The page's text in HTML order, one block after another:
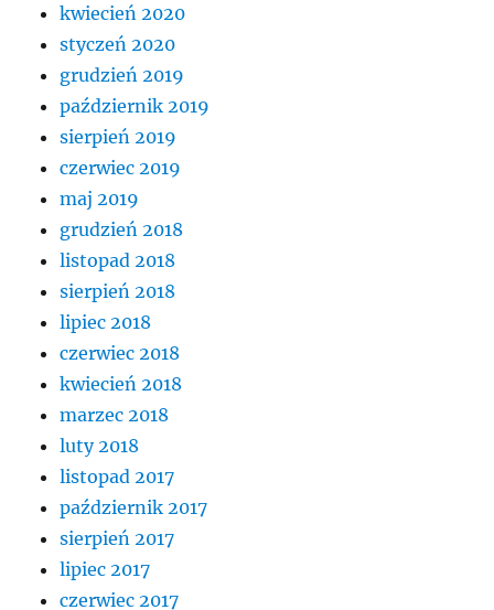
kwiecień 2020
styczeń 2020
grudzień 2019
październik 2019
sierpień 2019
czerwiec 2019
maj 2019
grudzień 2018
listopad 2018
sierpień 2018
lipiec 2018
czerwiec 2018
kwiecień 2018
marzec 2018
luty 2018
listopad 2017
październik 2017
sierpień 2017
lipiec 2017
czerwiec 2017